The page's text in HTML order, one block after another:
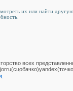
их или найти
всех